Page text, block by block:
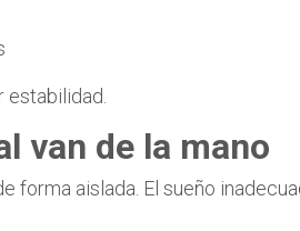
estabilidad.
van de la mano
forma aislada. El sueño